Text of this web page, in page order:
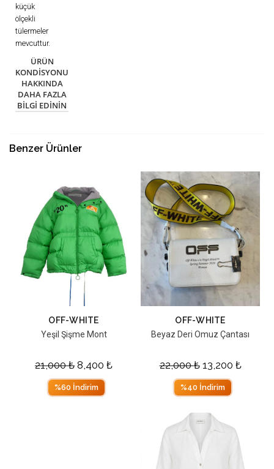
küçük
ölçekli
tülermeler
mevcuttur.
ÜRÜN
KONDISYONU
HAKKINDA
DAHA FAZLA
BILGI EDININ
Benzer Ürünler
OFF-WHITE
Yeşil Şişme Mont
21,000₺ 8,400 ₺
%60 İndirim
OFF-WHITE
Beyaz Deri Omuz Çantası
22,000₺ 13,200 ₺
%40 İndirim